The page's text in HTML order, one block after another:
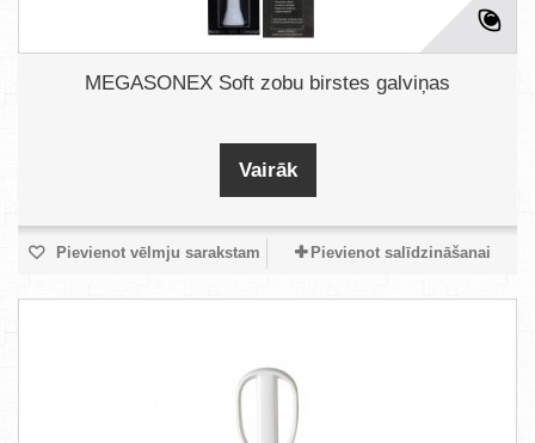
MEGASONEX Soft zobu birstes galviņas
Vairāk
Pievienot vēlmju sarakstam Pievienot salīdzināšanai